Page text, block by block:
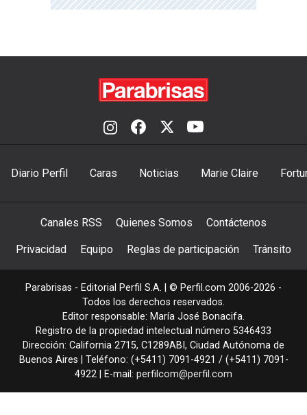
Diario Perfil Caras Noticias Marie Claire
Canales RSS Quienes Somos Contáctenos
Privacidad Equipo Reglas de participación Tránsito
Parabrisas - Editorial Perfil S.A. | © Perfil.com 2006-2026 -
Todos los derechos reservados.
Editor responsable: María José Bonacifa.
Registro de la propiedad intelectual número 5346433
Dirección: California 2715, C1289ABI , Ciudad Autónoma de
Buenos Aires | Teléfono: (+5411) 7091-4921 / (+5411) 7091-
4922 | E-mail: perfilcom@perfil.com